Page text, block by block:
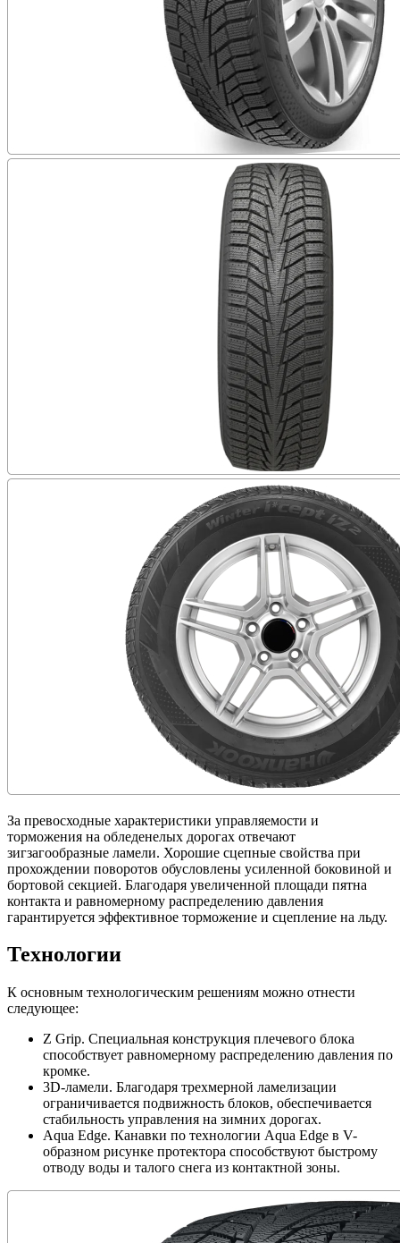
За превосходные характеристики управляемости и
торможения на обледенелых дорогах отвечают
зигзагообразные ламели. Хорошие сцепные свойства при
прохождении поворотов обусловлены усиленной боковиной и
бортовой секцией. Благодаря увеличенной площади пятна
контакта и равномерному распределению давления
гарантируется эффективное торможение и сцепление на льду.
Технологии
К основным технологическим решениям можно отнести
следующее:
Z Grip. Специальная конструкция плечевого блока
способствует равномерному распределению давления по
кромке.
3D-ламели. Благодаря трехмерной ламелизации
ограничивается подвижность блоков, обеспечивается
стабильность управления на зимних дорогах.
Aqua Edge. Канавки по технологии Aqua Edge в V-
образном рисунке протектора способствуют быстрому
отводу воды и талого снега из контактной зоны.